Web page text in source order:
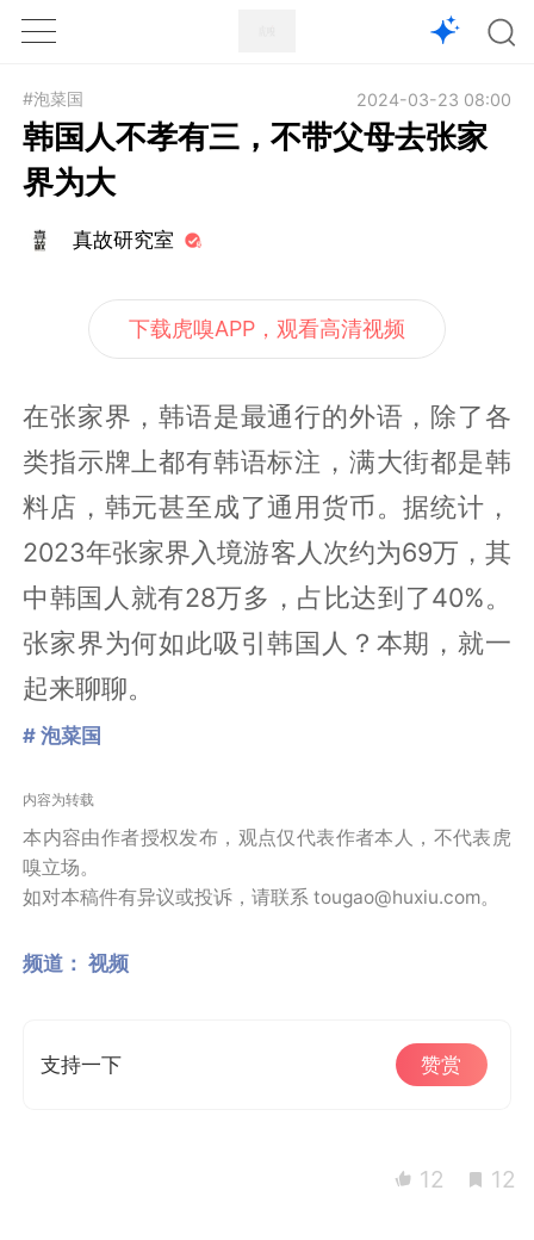
1X
#泡菜国 2024-03-23 08:00
韩国人不孝有三，不带父母去张家
界为大
真故研究室
下载虎嗅APP，观看高清视频
在张家界，韩语是最通行的外语，除了各
类指示牌上都有韩语标注，满大街都是韩
料店，韩元甚至成了通用货币。据统计，
2023年张家界入境游客人次约为69万，其
中韩国人就有28万多，占比达到了40%。
张家界为何如此吸引韩国人？本期，就一
起来聊聊。
# 泡菜国
内容为转载
本内容由作者授权发布，观点仅代表作者本人，不代表虎
嗅立场。
如对本稿件有异议或投诉，请联系 tougao@huxiu.com。
频道： 视频
支持一下 赞赏
12 12